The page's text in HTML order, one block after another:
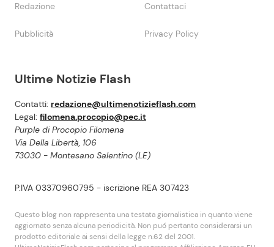
Ultime Notizie Flash
Contatti: redazione@ultimenotizieflash.com
Legal: filomena.procopio@pec.it
Purple di Procopio Filomena
Via Della Libertà, 106
73030 - Montesano Salentino (LE)
P.IVA 03370960795 - iscrizione REA 307423
Questo blog non rappresenta una testata giornalistica in quanto viene
aggiornato senza alcuna periodicità. Non puó pertanto considerarsi un
prodotto editoriale ai sensi della legge n.62 del 2001.
Redazione Contattaci
Pubblicità Privacy Policy